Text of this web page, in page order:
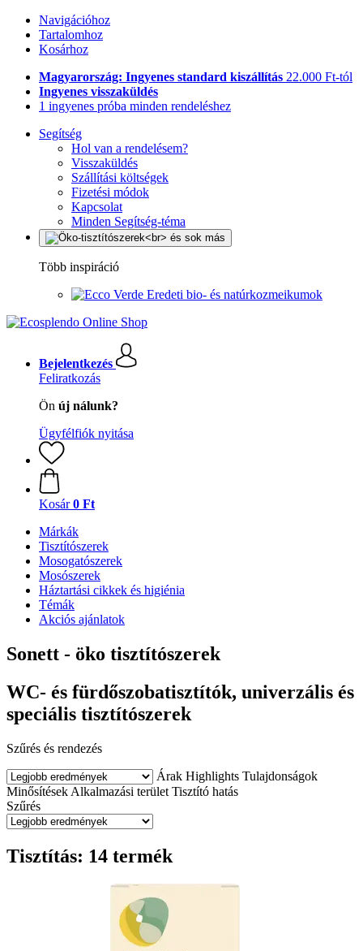
Navigációhoz
Tartalomhoz
Kosárhoz
Magyarország: Ingyenes standard kiszállítás 22.000 Ft-tól
Ingyenes visszaküldés
1 ingyenes próba minden rendeléshez
Segítség
Hol van a rendelésem?
Visszaküldés
Szállítási költségek
Fizetési módok
Kapcsolat
Minden Segítség-téma
Több inspiráció
Eredeti bio- és natúrkozmeikumok
Bejelentkezés
Feliratkozás
Ön új nálunk?
Ügyfélfiók nyitása
Kosár 0 Ft
Márkák
Tisztítószerek
Mosogatószerek
Mosószerek
Háztartási cikkek és higiénia
Témák
Akciós ajánlatok
Sonett - öko tisztítószerek
WC- és fürdőszobatisztítók, univerzális és
speciális tisztítószerek
Szűrés és rendezés
Árak Highlights Tulajdonságok
Minősítések Alkalmazási terület Tisztító hatás
Szűrés
Tisztítás: 14 termék